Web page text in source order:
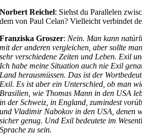
Norbert Reichel: Siehst du Parallelen
dem von Paul Celan? Vielleicht verbindet
Franziska Groszer: Nein. Man kann
mit der anderen vergleichen, aber sollte
sehr verschiedene Zeiten und Leben. Exil
Ich habe meine Situation auch nie Exil
Land herausmüssen. Das ist der
Exil. Es ist aber ein Unterschied, ob man
Brasilien, wie Thomas Mann in den USA
in der Schweiz, in England, zumindest
und Vladimir Nabokov in den USA, denen
sicher genug. Und Exil bedeutete im
Sprache zu sein.